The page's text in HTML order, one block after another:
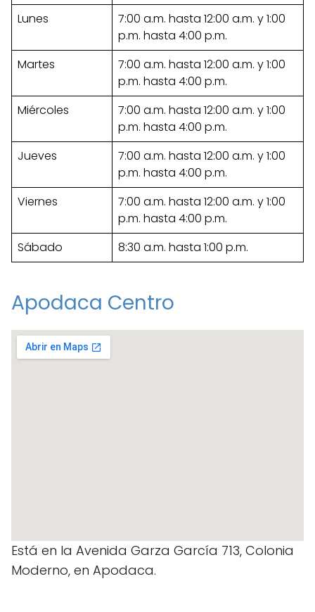
Lunes
7:00 a.m. hasta 12:00 a.m. y 1:00
p.m. hasta 4:00 p.m.
Martes
7:00 a.m. hasta 12:00 a.m. y 1:00
p.m. hasta 4:00 p.m.
Miércoles
7:00 a.m. hasta 12:00 a.m. y 1:00
p.m. hasta 4:00 p.m.
Jueves
7:00 a.m. hasta 12:00 a.m. y 1:00
p.m. hasta 4:00 p.m.
Viernes
7:00 a.m. hasta 12:00 a.m. y 1:00
p.m. hasta 4:00 p.m.
Sábado
8:30 a.m. hasta 1:00 p.m.
Apodaca Centro
Está en la Avenida Garza García 713, Colonia
Moderno, en Apodaca.